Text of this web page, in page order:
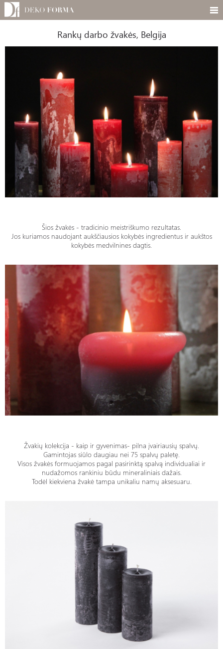
Rankų darbo žvakės, Belgija
Šios žvakės - tradicinio meistriškumo rezultatas.
Jos kuriamos naudojant aukščiausios kokybės ingredientus ir aukštos
kokybės medvilnines dagtis.
Žvakių kolekcija - kaip ir gyvenimas- pilna įvairiausių spalvų.
Gamintojas siūlo daugiau nei 75 spalvų paletę.
Visos žvakės formuojamos pagal pasirinktą spalvą individualiai ir
nudažomos rankiniu būdu mineraliniais dažais.
Todėl kiekviena žvakė tampa unikaliu namų aksesuaru.